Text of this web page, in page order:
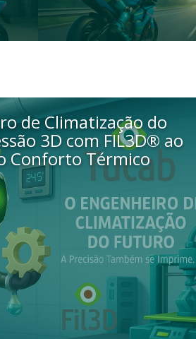
de Climatização do
3D com FIL3D® ao
Conforto Térmico